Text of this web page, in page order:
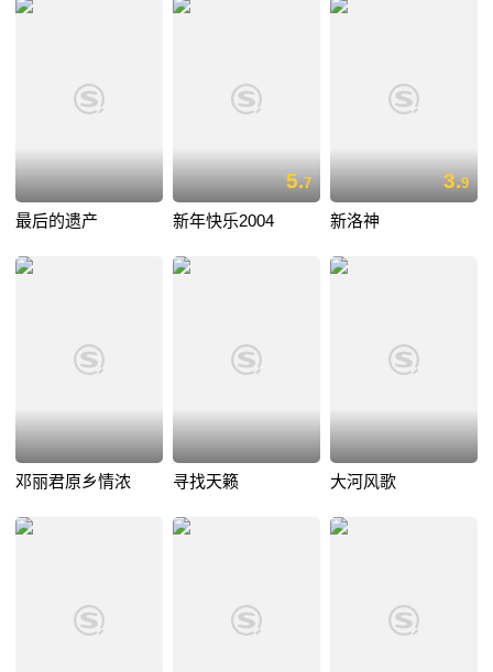
最后的遗产
5.7
新年快乐2004
3.9
新洛神
邓丽君原乡情浓 寻找天籁 大河风歌